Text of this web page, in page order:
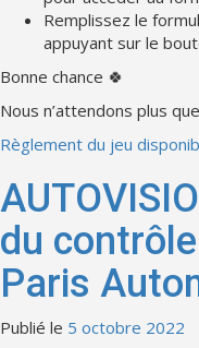
Remplissez le
appuyant sur le
Bonne chance 🍀
Nous n’attendons plus
Règlement du jeu
du
Paris
Publié le 5 octobre 2022